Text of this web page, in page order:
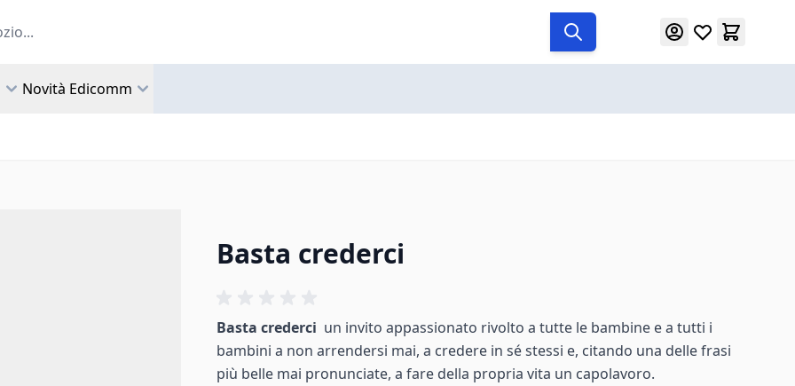
Novità Edicomm
Basta crederci
Basta crederci un invito appassionato rivolto a tutte le bambine e a tutti i
bambini a non arrendersi mai, a credere in sé stessi e, citando una delle frasi
più belle mai pronunciate, a fare della propria vita un capolavoro.